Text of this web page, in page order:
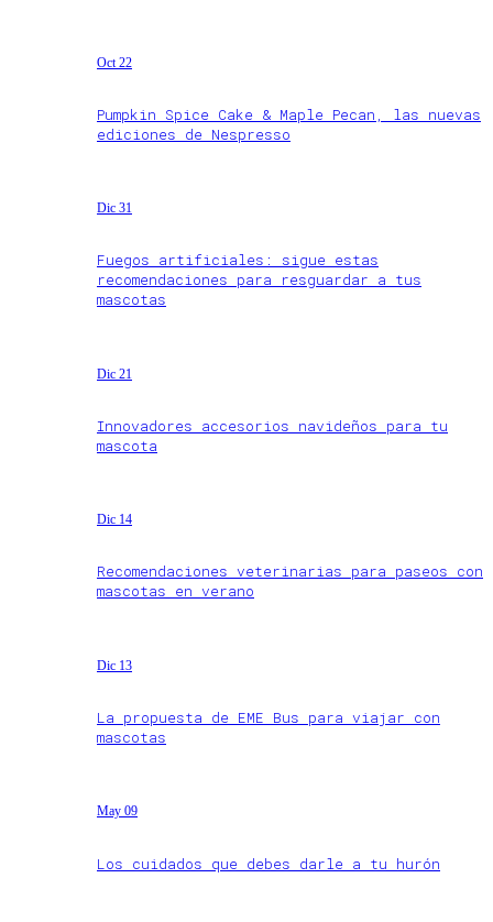
Oct 22
Pumpkin Spice Cake & Maple Pecan, las nuevas
ediciones de Nespresso
Dic 31
Fuegos artificiales: sigue estas
recomendaciones para resguardar a tus
mascotas
Dic 21
Innovadores accesorios navideños para tu
mascota
Dic 14
Recomendaciones veterinarias para paseos con
mascotas en verano
Dic 13
La propuesta de EME Bus para viajar con
mascotas
May 09
Los cuidados que debes darle a tu hurón